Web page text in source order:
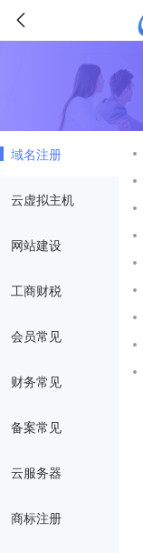
域名注册
云虚拟主机
网站建设
工商财税
会员常见
财务常见
备案常见
云服务器
商标注册